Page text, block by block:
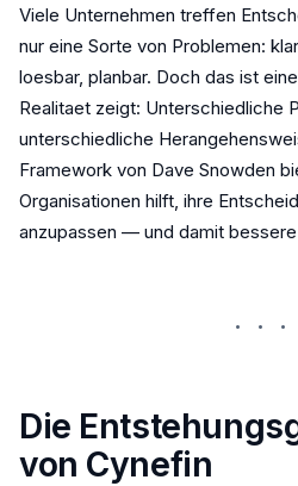
Viele Unternehmen treffen
nur eine Sorte von Problemen:
loesbar, planbar. Doch das ist
Realitaet zeigt: Unterschiedliche
unterschiedliche
Framework von Dave Snowden
Organisationen hilft, ihre
anzupassen — und damit
···
Die
von Cynefin